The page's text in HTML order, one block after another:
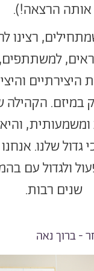
אותה הרצאה!).
רצינו
היצירתיים
במיזם. הקהילה
ומשמעותית,
גדול שלנו.
ולגדול עם
שנים רבות.
- ברוך נאה